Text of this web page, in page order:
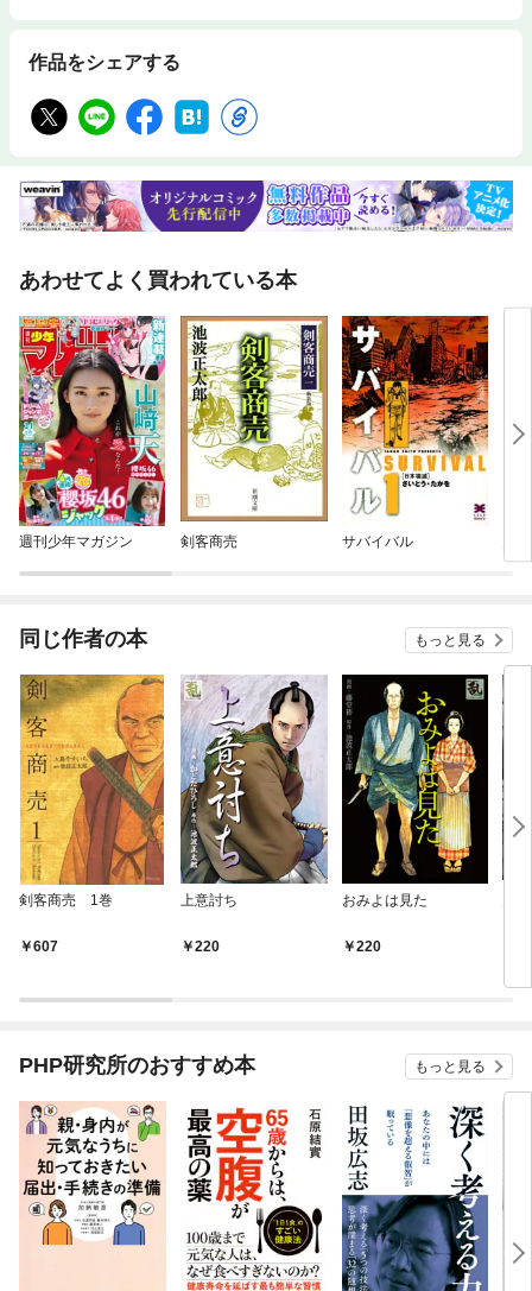
作品をシェアする
あわせてよく買われている本
週刊少年マガジン 剣客商売 サバイバル
同じ作者の本 もっと見る
剣客商売 1巻
607
上意討ち
220
おみよは見た
220
PHP研究所のおすすめ本 もっと見る